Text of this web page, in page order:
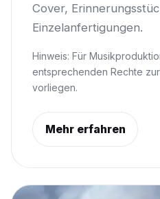
Cover,
Einzelanfertigungen.
Hinweis: Für
entsprechenden Rechte
vorliegen.
Mehr erfahren